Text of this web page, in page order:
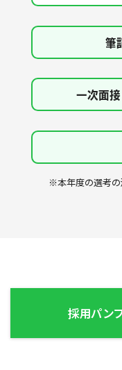
筆
一次面接
※本年度の選考の
採用パン